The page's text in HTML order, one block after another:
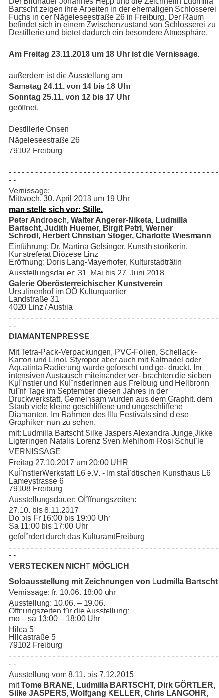
Bartscht zeigen ihre Arbeiten in der ehemaligen Schlosserei
Fuchs in der Nägeleseestraße 26 in Freiburg. Der Raum
befindet sich in einem Zwischenzustand von Schlosserei zu
Destillerie und bietet dadurch ein besondere Atmosphäre.
Am Freitag 23.11.2018 um 18 Uhr ist die Vernissage.
außerdem ist die Ausstellung am
Samstag 24.11. von 14 bis 18 Uhr
Sonntag 25.11. von 12 bis 17 Uhr
geöffnet.
Destillerie Onsen
Nägeleseestraße 26
79102 Freiburg
- - - - - - - - - - - - - - - - - - - - - - - - - - - - - - - - - - - - - - - - - - - - - - - -
- -
Vernissage:
Mittwoch, 30. April 2018 um 19 Uhr
man stelle sich vor: Stille.
Peter Androsch, Walter Angerer-Niketa, Ludmilla
Bartscht, Judith Huemer, Birgit Petri, Werner
Schrödl, Herbert Christian Stöger, Charlotte Wiesmann
Einführung: Dr. Martina Gelsinger, Kunsthistorikerin,
Kunstreferat Diözese Linz
Eröffnung: Doris Lang-Mayerhofer, Kulturstadträtin
Ausstellungsdauer: 31. Mai bis 27. Juni 2018
Galerie Oberösterreichischer Kunstverein
Ursulinenhof im OÖ Kulturquartier
Landstraße 31
4020 Linz / Austria
- - - - - - - - - - - - - - - - - - - - - - - - - - - - - - - - - - - - - - - - - - - - - - - -
- -
DIAMANTENPRESSE
Mit Tetra-Pack-Verpackungen, PVC-Folien, Schellack-
Karton und Linol, Styropor aber auch mit Kaltnadel oder
Aquatinta Radierung wurde geforscht und ge- druckt. Im
intensiven Austausch miteinander ver- brachten die sieben
KuÌˆnstler und KuÌˆnstlerinnen aus Freiburg und Heilbronn
fuÌˆnf Tage im September diesen Jahres in der
Druckwerkstatt. Gemeinsam wurden aus dem Graphit, dem
Staub viele kleine geschliffene und ungeschliffene
Diamanten. Im Rahmen des Illu Festivals sind diese
Graphiken nun zu sehen.
mit: Ludmilla Bartscht Silke Jaspers Alexandra Junge Jikke
Ligteringen Natalis Lorenz Sven Mehlhorn Rosi SchuÌˆle
VERNISSAGE
Freitag 27.10.2017 um 20:00 UHR
KuÌˆnstlerWerkstatt L6 e.V. - Im staÌˆdtischen Kunsthaus L6
Lameystrasse 6
79108 Freiburg
Ausstellungsdauer: OÌˆffnungszeiten:
27.10. bis 8.11.2017
Do bis Fr 16:00 bis 19:00 Uhr
Sa 11:00 bis 17:00 Uhr
gefoÌˆrdert durch das KulturamtFreiburg
- - - - - - - - - - - - - - - - - - - - - - - - - - - - - - - - - - - - - - - - - - - - - - - -
- -
VERSTECKEN NICHT MÖGLICH
Soloausstellung mit Zeichnungen von Ludmilla Bartscht
Vernissage: fr. 10.06. 18:00 uhr
Ausstellung: 10.06. – 19.06.
Öffnungszeiten für die Ausstellung:
mo – sa 13:00 – 18:00 Uhr
Hilda 5
Hildastraße 5
79102 Freiburg
- - - - - - - - - - - - - - - - - - - - - - - - - - - - - - - - - - - - - - - - - - - - - - - -
- -
Ausstellung vom 8.11. bis 7.12.2015
mitTome BRANE, Ludmilla BARTSCHT, Dirk GÖRTLER,
Silke JASPERS, Wolfgang KELLER, Chris LANGOHR,